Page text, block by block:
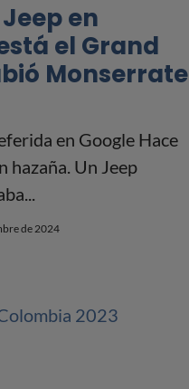
en
el Grand
Monserrate
en Google Hace
hazaña. Un Jeep
de 2024